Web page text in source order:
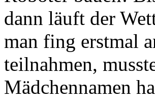
dann läuft der
man fing erstmal
teilnahmen,
Mädchennamen